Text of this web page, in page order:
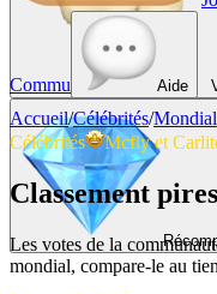
Commu Aide
Accueil/Célébrités/
Célébrités
Mcfly et
Classement
Les votes de la
mondial, compare-le au